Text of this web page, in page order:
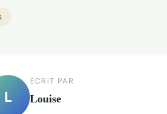
L
ECRIT PAR
Louise